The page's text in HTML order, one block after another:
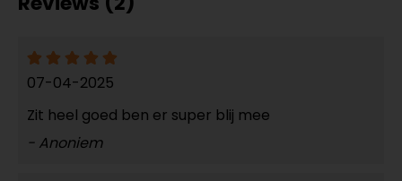
07-04-2025
Zit heel goed ben er super blij mee
- Anoniem